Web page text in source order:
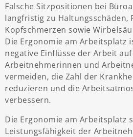
Falsche Sitzpositionen bei
langfristig zu Haltungsschäden,
Kopfschmerzen sowie
Die Ergonomie am Arbeitsplatz
negative Einflüsse der Arbeit
Arbeitnehmerinnen und
vermeiden, die Zahl der
reduzieren und die
verbessern.
Die Ergonomie am Arbeitsplatz
Leistungsfähigkeit der